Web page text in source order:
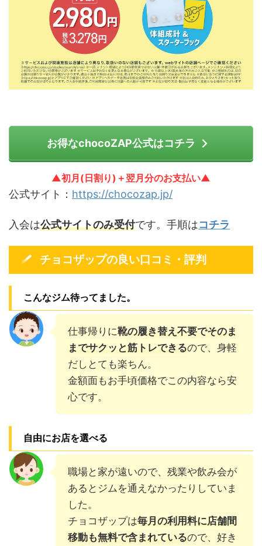
お得なchocoZAP公式はコチラ
▲初月(日割り)＋翌月分のお支払い▲
公式サイト： https://chocozap.jp/
入会は公式サイトのみ受付です。手順はコチラ
チョコザップの良い口コミ・評判
こんなジム待ってました。
仕事帰りに靴の履き替え不要でそのま
までサクッと筋トレできるので、身軽
だしとても楽ちん。
金額面もお手頃価格でこの内容なら安
心です。
自由にお店を選べる
職場と家が遠いので、残業や飲み会が
あるとジムを通えなかったりしていま
した。
チョコザップは毎月の利用料に店舗間
移動も無料で含まれているので、好き